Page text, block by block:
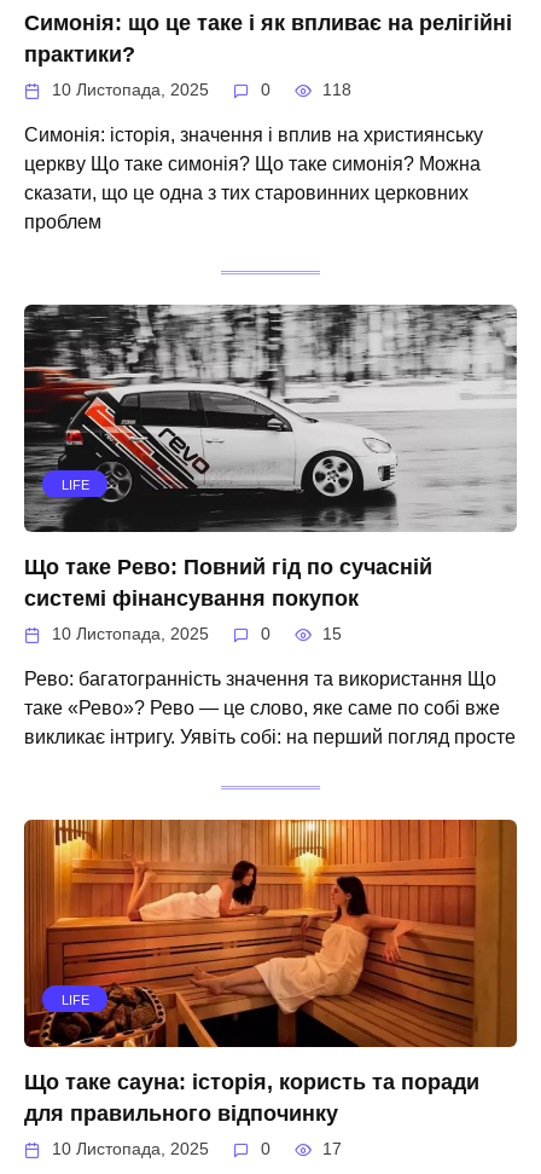
Симонія: що це таке і як впливає на релігійні
практики?
10 Листопада, 2025 0 118
Симонія: історія, значення і вплив на християнську
церкву Що таке симонія? Що таке симонія? Можна
сказати, що це одна з тих старовинних церковних
проблем
LIFE
Що таке Рево: Повний гід по сучасній
системі фінансування покупок
10 Листопада, 2025 0 15
Рево: багатогранність значення та використання Що
таке «Рево»? Рево — це слово, яке саме по собі вже
викликає інтригу. Уявіть собі: на перший погляд просте
LIFE
Що таке сауна: історія, користь та поради
для правильного відпочинку
10 Листопада, 2025 0 17